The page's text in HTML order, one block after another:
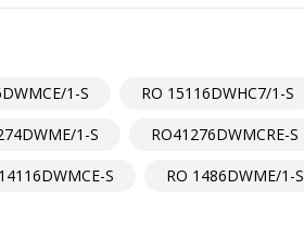
1-S
RO 15116DWHC7/1-S
1-S
RO41276DWMCRE-S
S
RO 1486DWME/1-S